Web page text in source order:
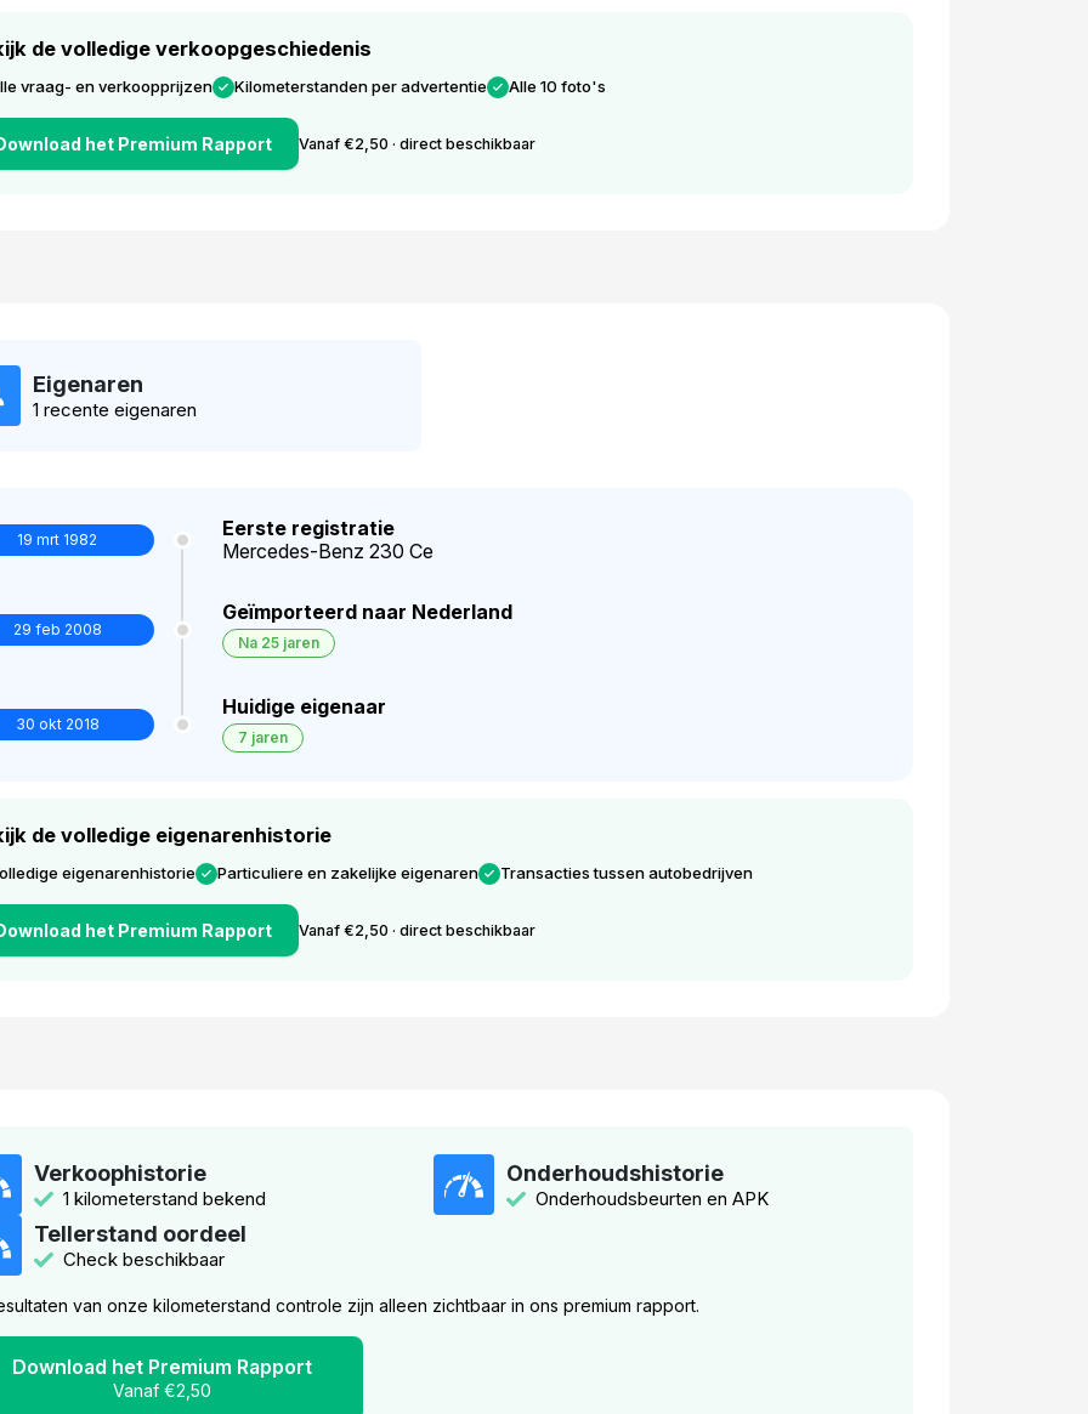
de volledige verkoopgeschiedenis
vraag- en verkoopprijzen Kilometerstanden per advertentie Alle 10 foto's
het Premium Rapport Vanaf €2,50 · direct beschikbaar
Eigenaren
1 recente eigenaren
19 mrt 1982
Eerste registratie
Mercedes-Benz 230 Ce
29 feb 2008
Geïmporteerd naar Nederland
Na 25 jaren
30 okt 2018
Huidige eigenaar
7 jaren
de volledige eigenarenhistorie
eigenarenhistorie Particuliere en zakelijke eigenaren Transacties tussen autobedrijven
het Premium Rapport Vanaf €2,50 · direct beschikbaar
Verkoophistorie
1 kilometerstand bekend
Onderhoudshistorie
Onderhoudsbeurten en APK
Tellerstand oordeel
Check beschikbaar
van onze kilometerstand controle zijn alleen zichtbaar in ons premium rapport.
Download het Premium Rapport
Vanaf €2,50